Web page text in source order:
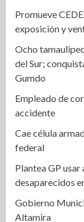
Promueve
exposición y
Ocho
del Sur;
Gumdo
Empleado de
accidente
Cae célula
federal
Plantea GP usar
desaparecidos
Gobierno
Altamira